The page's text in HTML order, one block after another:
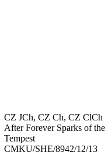
CZ JCh, CZ Ch, CZ ClCh
After Forever Sparks of the
Tempest
CMKU/SHE/8942/12/13